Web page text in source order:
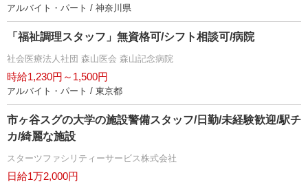
アルバイト・パート / 神奈川県
「福祉調理スタッフ」無資格可/シフト相談可/病院
社会医療法人社団 森山医会 森山記念病院
時給1,230円～1,500円
アルバイト・パート / 東京都
市ヶ谷スグの大学の施設警備スタッフ/日勤/未経験歓迎/駅チ
カ/綺麗な施設
スターツファシリティーサービス株式会社
日給1万2,000円